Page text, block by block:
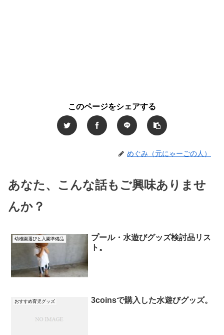
このページをシェアする
めぐみ（元にゃーごの人）
あなた、こんな話もご興味ありませ
んか？
幼稚園選びと入園準備品
プール・水遊びグッズ検討品リス
ト。
おすすめ育児グッズ 3coinsで購入した水遊びグッズ。